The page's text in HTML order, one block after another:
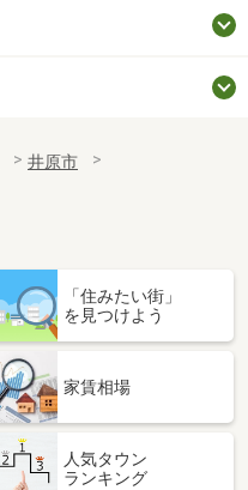
井原市
「住みたい街」
を見つけよう
家賃相場
人気タウン
ランキング